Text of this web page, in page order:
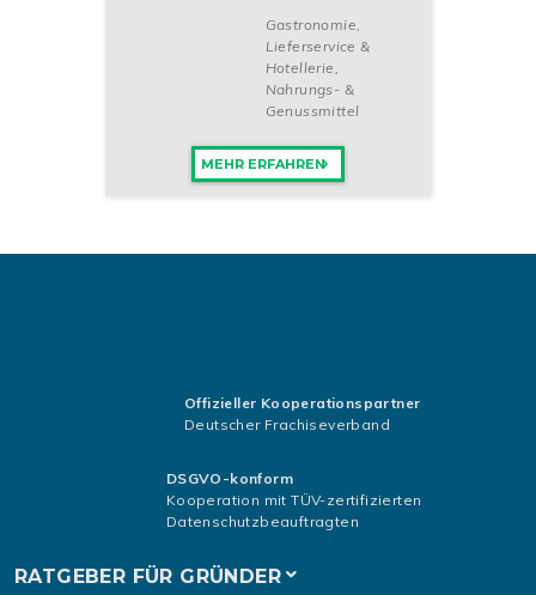
Gastronomie,
Lieferservice &
Hotellerie,
Nahrungs- &
Genussmittel
MEHR ERFAHREN
Offizieller Kooperationspartner
Deutscher Frachiseverband
DSGVO-konform
Kooperation mit TÜV-zertifizierten
Datenschutzbeauftragten
RATGEBER FÜR GRÜNDER